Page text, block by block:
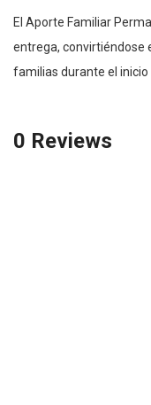
El Aporte Familiar
entrega, convirtiéndose
familias durante el inicio
0 Reviews